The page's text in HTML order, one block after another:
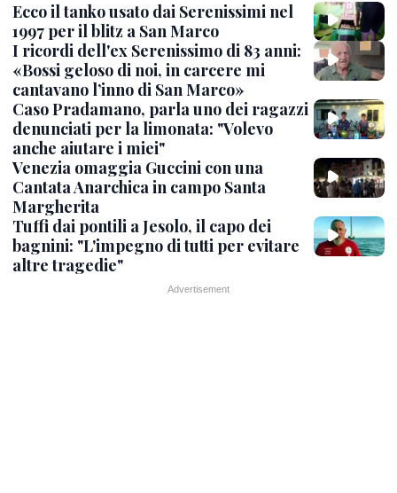
Ecco il tanko usato dai Serenissimi nel
1997 per il blitz a San Marco
I ricordi dell'ex Serenissimo di 83 anni:
«Bossi geloso di noi, in carcere mi
cantavano l’inno di San Marco»
Caso Pradamano, parla uno dei ragazzi
denunciati per la limonata: "Volevo
anche aiutare i miei"
Venezia omaggia Guccini con una
Cantata Anarchica in campo Santa
Margherita
Tuffi dai pontili a Jesolo, il capo dei
bagnini: "L'impegno di tutti per evitare
altre tragedie"